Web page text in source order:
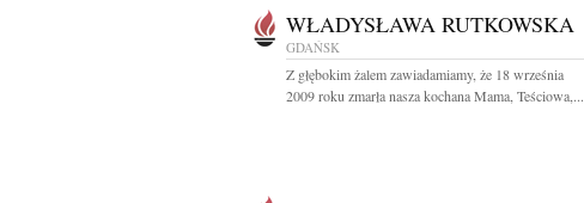
WŁADYSŁAWA RUTKOWSKA
GDAŃSK
Z głębokim żalem zawiadamiamy, że 18 września
2009 roku zmarła nasza kochana Mama, Teściowa,...